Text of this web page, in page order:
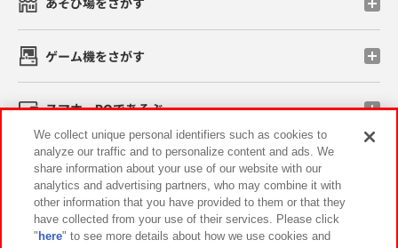
あそび場をさがす
ゲーム機をさがす
スマホ・PCであそぶ
イベント・キャンペーン
We collect unique personal identifiers such as cookies to
analyze our traffic and to personalize content and ads. We
share information about your use of our website with our
analytics and advertising partners, who may combine it with
other information that you have provided to them or that they
have collected from your use of their services. Please click
" here" to see more details about how we use cookies and